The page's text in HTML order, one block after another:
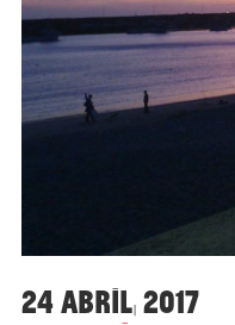
24 Abril, 2017